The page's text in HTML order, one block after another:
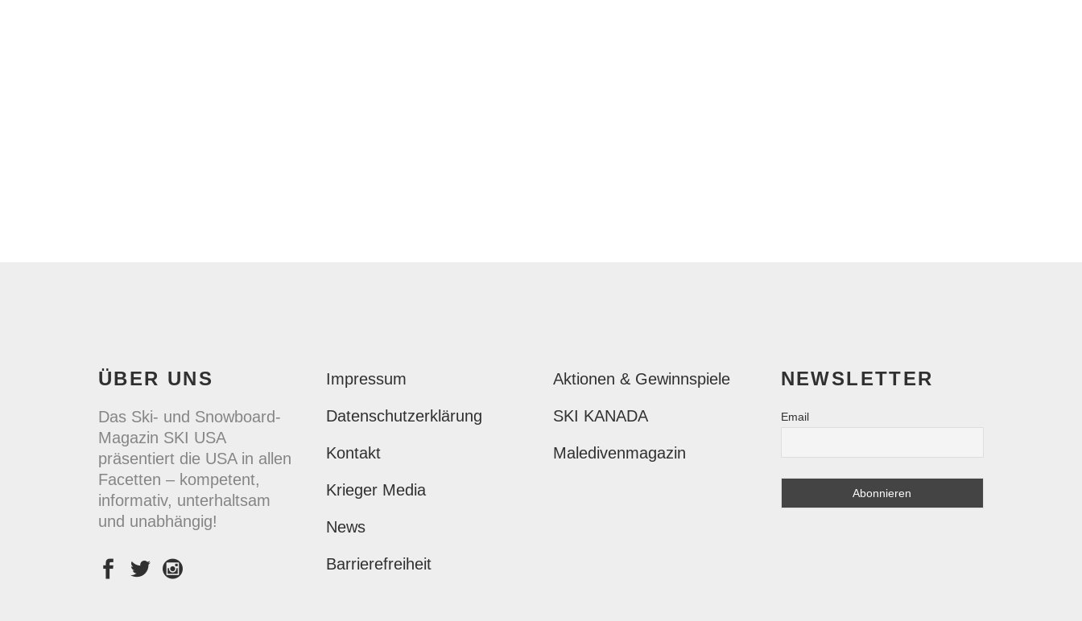
ÜBER UNS
Das Ski- und Snowboard-
Magazin SKI USA
präsentiert die USA in allen
Facetten – kompetent,
informativ, unterhaltsam
und unabhängig!
Impressum
Datenschutzerklärung
Kontakt
Krieger Media
News
Barrierefreiheit
Aktionen & Gewinnspiele
SKI KANADA
Maledivenmagazin
NEWSLETTER
Email